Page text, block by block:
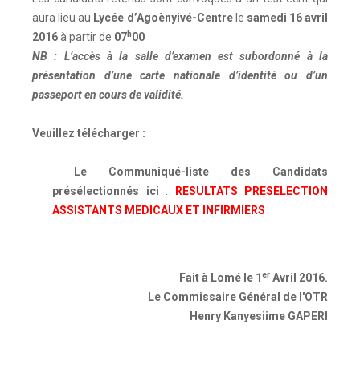
aura lieu au Lycée d’Agoènyivé-Centrele samedi 16 avril
2016à partir de 07h00
NB : L’accès à la salle d’examen est subordonné à la
présentation d’une carte nationale d’identité ou d’un
passeport en cours de validité.
Veuillez télécharger :
Le Communiqué-liste des Candidats
présélectionnés ici :
RESULTATS PRESELECTION
ASSISTANTS MEDICAUX ET INFIRMIERS
Fait à Lomé le 1 er Avril 2016.
Le Commissaire Général de l'OTR
Henry Kanyesiime GAPERI